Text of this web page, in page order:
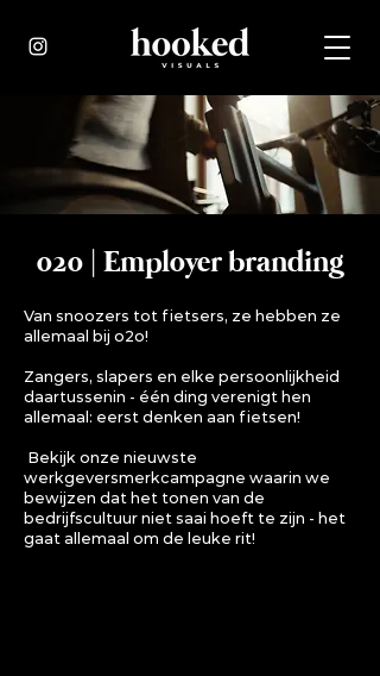
o2o | Employer branding
Van snoozers tot fietsers, ze hebben ze
allemaal bij o2o!
Zangers, slapers en elke persoonlijkheid
daartussenin - één ding verenigt hen
allemaal: eerst denken aan fietsen!
Bekijk onze nieuwste
werkgeversmerkcampagne waarin we
bewijzen dat het tonen van de
bedrijfscultuur niet saai hoeft te zijn - het
gaat allemaal om de leuke rit!